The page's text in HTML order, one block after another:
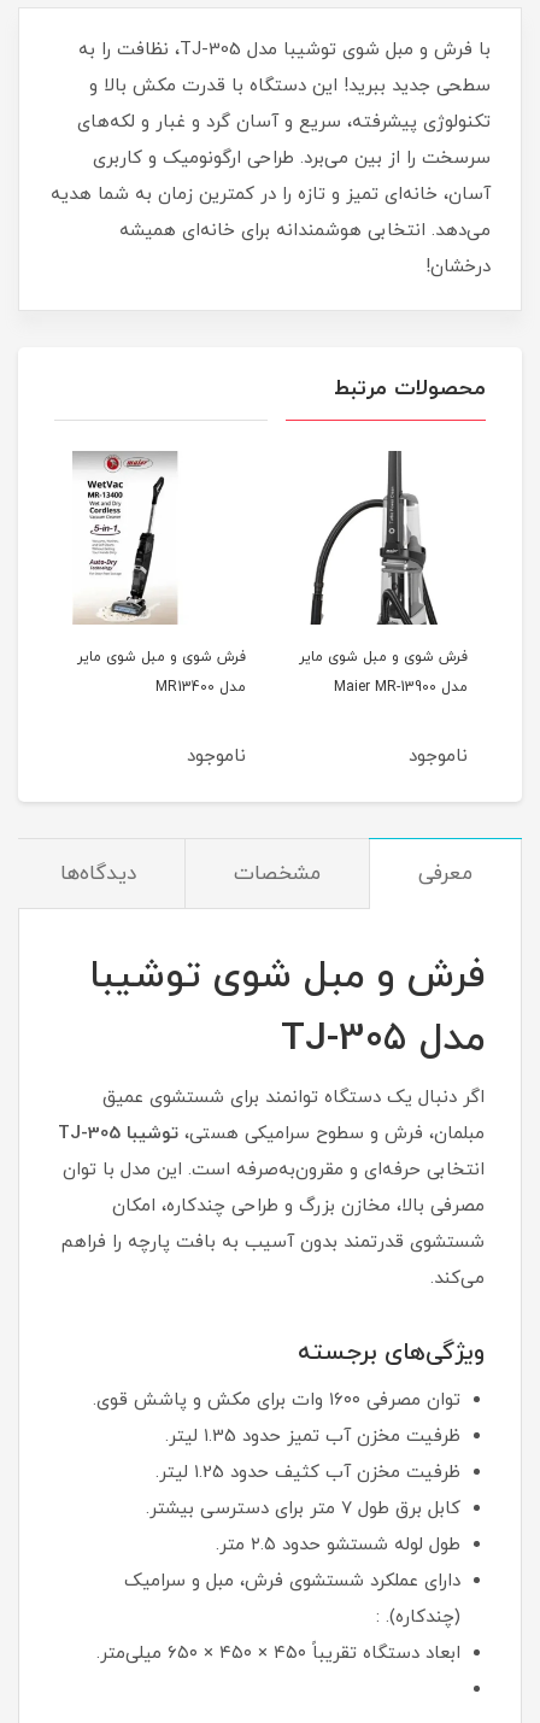
با فرش و مبل شوی توشیبا مدل TJ-305، نظافت را به
سطحی جدید ببرید! این دستگاه با قدرت مکش بالا و
تکنولوژی پیشرفته، سریع و آسان گرد و غبار و لکه‌های
سرسخت را از بین می‌برد. طراحی ارگونومیک و کاربری
آسان، خانه‌ای تمیز و تازه را در کمترین زمان به شما هدیه
می‌دهد. انتخابی هوشمندانه برای خانه‌ای همیشه
درخشان!
محصولات مرتبط
فرش شوی و مبل شوی مایر
مدل Maier MR-13900
ناموجود
فرش شوی و مبل شوی مایر
مدل MR13400
ناموجود
معرفی مشخصات دیدگاه‌ها
فرش و مبل شوی توشیبا
مدل TJ-305
اگر دنبال یک دستگاه توانمند برای شستشوی عمیق
مبلمان، فرش و سطوح سرامیکی هستی، توشیبا TJ-305
انتخابی حرفه‌ای و مقرون‌به‌صرفه است. این مدل با توان
مصرفی بالا، مخازن بزرگ و طراحی چندکاره، امکان
شستشوی قدرتمند بدون آسیب به بافت پارچه را فراهم
می‌کند.
ویژگی‌های برجسته
توان مصرفی ۱۶۰۰ وات برای مکش و پاشش قوی.
ظرفیت مخزن آب تمیز حدود ۱.35 لیتر.
ظرفیت مخزن آب کثیف حدود ۱.25 لیتر.
کابل برق طول ۷ متر برای دسترسی بیشتر.
طول لوله شستشو حدود ۲.۵ متر.
دارای عملکرد شستشوی فرش، مبل و سرامیک
(چندکاره). :
ابعاد دستگاه تقریباً ۴۵۰ × ۴۵۰ × ۶۵۰ میلی‌متر.